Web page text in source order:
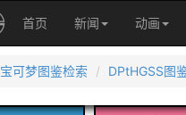
首页 新闻 动画
宝可梦图鉴检索 DPtHGSS图